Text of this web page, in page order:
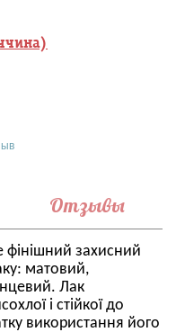
Отзывы
фінішний захисний
матовий,
Лак
і стійкої до
використання його